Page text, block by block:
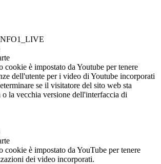
cookie è impostato da Youtube per tenere
dell'utente per i video di Youtube incorporati
se il visitatore del sito web sta
la vecchia versione dell'interfaccia di
cookie è impostato da YouTube per tenere
dei video incorporati.